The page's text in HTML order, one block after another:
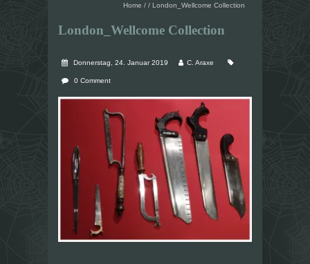
Home / / London_Wellcome Collection
London_Wellcome Collection
Donnerstag, 24. Januar 2019 C. Araxe
0 Comment